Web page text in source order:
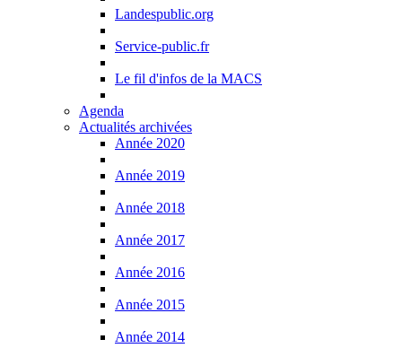
Landespublic.org
Service-public.fr
Le fil d'infos de la MACS
Agenda
Actualités archivées
Année 2020
Année 2019
Année 2018
Année 2017
Année 2016
Année 2015
Année 2014